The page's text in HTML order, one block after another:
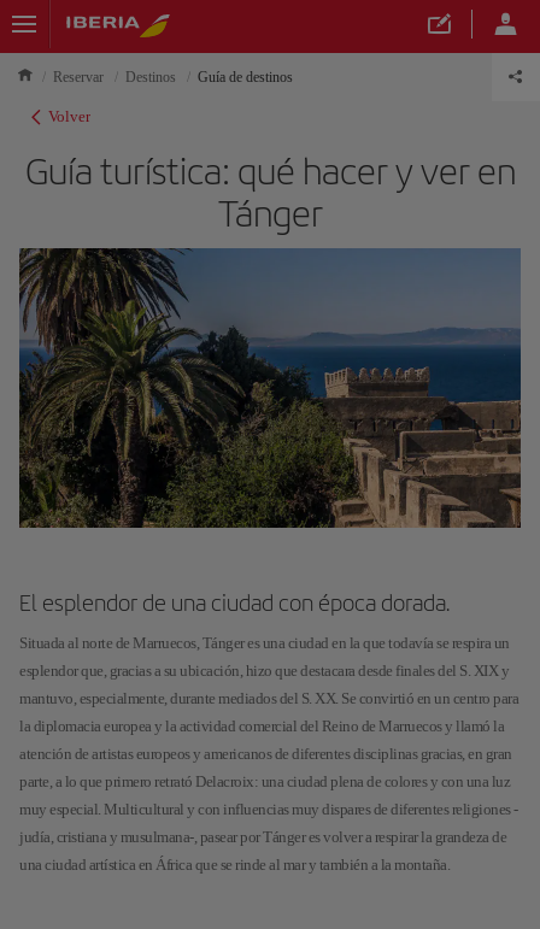
Reservar Destinos Guía de destinos
Volver
Guía turística: qué hacer y ver en
Tánger
El esplendor de una ciudad con época dorada.
Situada al norte de Marruecos, Tánger es una ciudad en la que todavía se respira un
esplendor que, gracias a su ubicación, hizo que destacara desde finales del S. XIX y
mantuvo, especialmente, durante mediados del S. XX. Se convirtió en un centro para
la diplomacia europea y la actividad comercial del Reino de Marruecos y llamó la
atención de artistas europeos y americanos de diferentes disciplinas gracias, en gran
parte, a lo que primero retrató Delacroix: una ciudad plena de colores y con una luz
muy especial. Multicultural y con influencias muy dispares de diferentes religiones -
judía, cristiana y musulmana-, pasear por Tánger es volver a respirar la grandeza de
una ciudad artística en África que se rinde al mar y también a la montaña.